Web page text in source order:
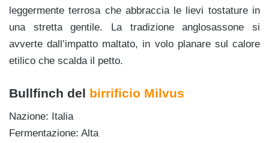
leggermente terrosa che abbraccia le lievi tostature in
una stretta gentile. La tradizione anglosassone si
avverte dall’impatto maltato, in volo planare sul calore
etilico che scalda il petto.
Bullfinch del birrificio Milvus
Nazione: Italia
Fermentazione: Alta